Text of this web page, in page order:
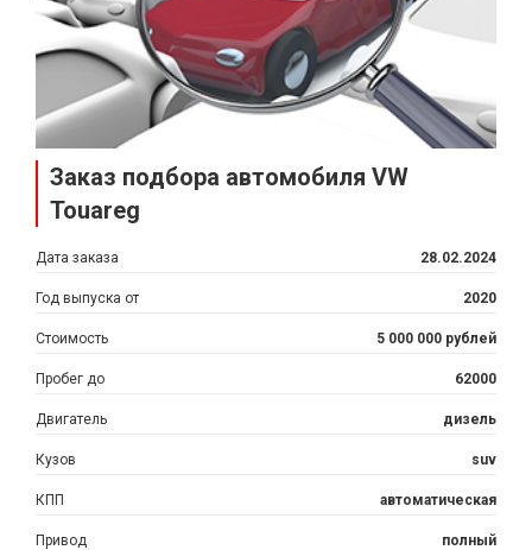
Заказ подбора автомобиля VW
Touareg
Дата заказа 28.02.2024
Год выпуска от 2020
Стоимость 5 000 000 рублей
Пробег до 62000
Двигатель дизель
Кузов suv
КПП автоматическая
Привод полный